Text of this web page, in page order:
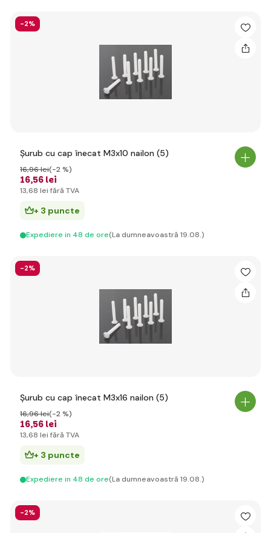
-2%
Șurub cu cap înecat M3x10 nailon (5)
16,56 lei
16,96 lei(-2 %)
13,68 lei fără TVA
+ 3 puncte
Expediere in 48 de ore(La dumneavoastră 19.08.)
-2%
Șurub cu cap înecat M3x16 nailon (5)
16,56 lei
16,96 lei(-2 %)
13,68 lei fără TVA
+ 3 puncte
Expediere in 48 de ore(La dumneavoastră 19.08.)
-2%